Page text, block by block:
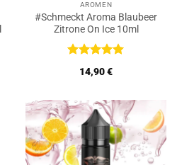
AROMEN
#Schmeckt Aroma Blaubeer
Zitrone On Ice 10ml
Bewertet
mit5von
14,90€